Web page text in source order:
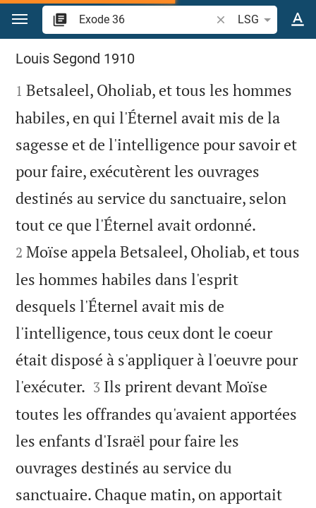
Aller vers contenu
Recherche d'un
LSG
Exode 36
Louis Segond 1910

1 Betsaleel, Oholiab, et tous les hommes
habiles, en qui l'Éternel avait mis de la
sagesse et de l'intelligence pour savoir et
pour faire, exécutèrent les ouvrages
destinés au service du sanctuaire, selon
tout ce que l'Éternel avait ordonné.
2 Moïse appela Betsaleel, Oholiab, et tous
les hommes habiles dans l'esprit
desquels l'Éternel avait mis de
l'intelligence, tous ceux dont le coeur
était disposé à s'appliquer à l'oeuvre pour
l'exécuter. 

3 Ils prirent devant Moïse
toutes les offrandes qu'avaient apportées
les enfants d'Israël pour faire les
ouvrages destinés au service du
sanctuaire. Chaque matin, on apportait